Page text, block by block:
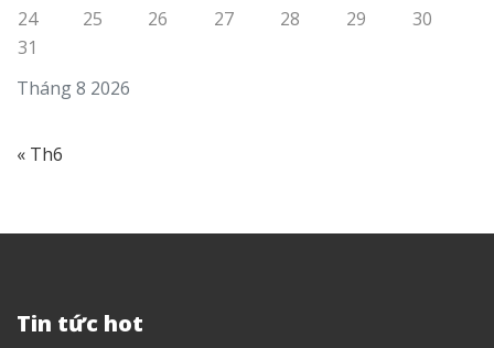
Tháng 8 2026
24
25 26 27 28 29
30
31
« Th6
Tin tức hot